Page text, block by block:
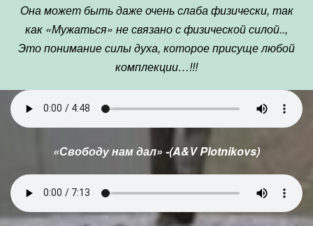
Она может быть даже очень слаба физически, так
как «Мужаться» не связано с физической силой..,
Это понимание силы духа, которое присуще любой
комплекции…!!!
«Свободу нам дал» -(A&V Plotnikovs)